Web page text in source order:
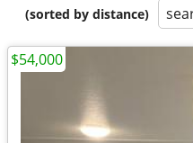
(sorted by distance)
$54,000